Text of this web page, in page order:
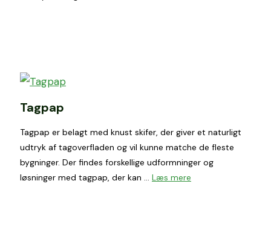
Tagpap
Tagpap er belagt med knust skifer, der giver et naturligt
udtryk af tagoverfladen og vil kunne matche de fleste
bygninger. Der findes forskellige udformninger og
løsninger med tagpap, der kan … Læs mere